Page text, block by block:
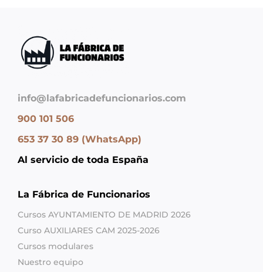
info@lafabricadefuncionarios.com
900 101 506
653 37 30 89 (WhatsApp)
Al servicio de toda España
La Fábrica de Funcionarios
Cursos AYUNTAMIENTO DE MADRID 2026
Curso AUXILIARES CAM 2025-2026
Cursos modulares
Nuestro equipo